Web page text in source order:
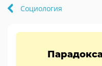
Социология